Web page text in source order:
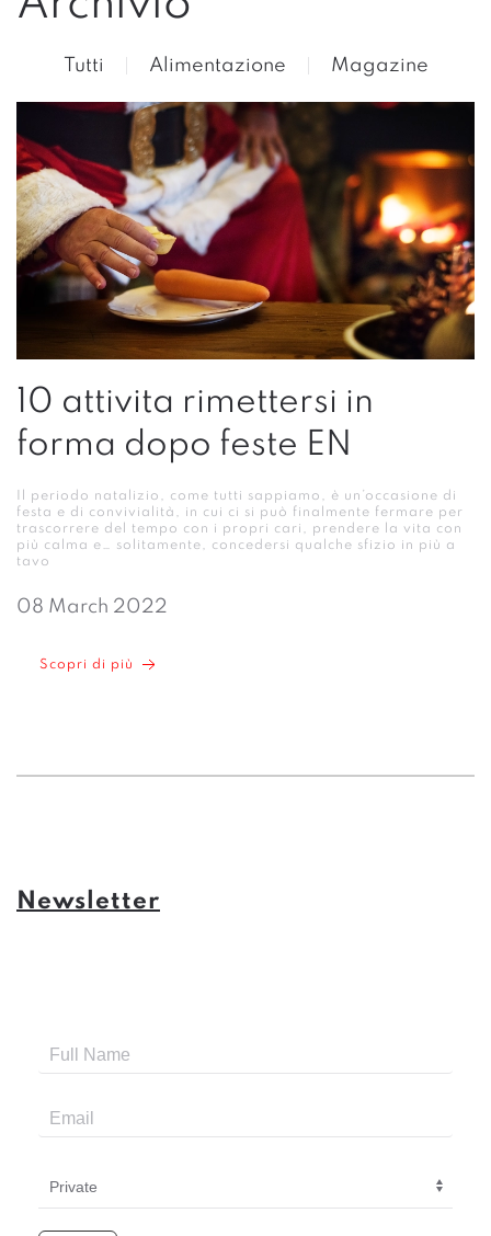
Tutti Alimentazione Magazine
10 attivita rimettersi in
forma dopo feste EN
Il periodo natalizio, come tutti sappiamo, è un’occasione di
festa e di convivialità, in cui ci si può finalmente fermare per
trascorrere del tempo con i propri cari, prendere la vita con
più calma e… solitamente, concedersi qualche sfizio in più a
tavo
08 March 2022
Scopri di più
Newsletter